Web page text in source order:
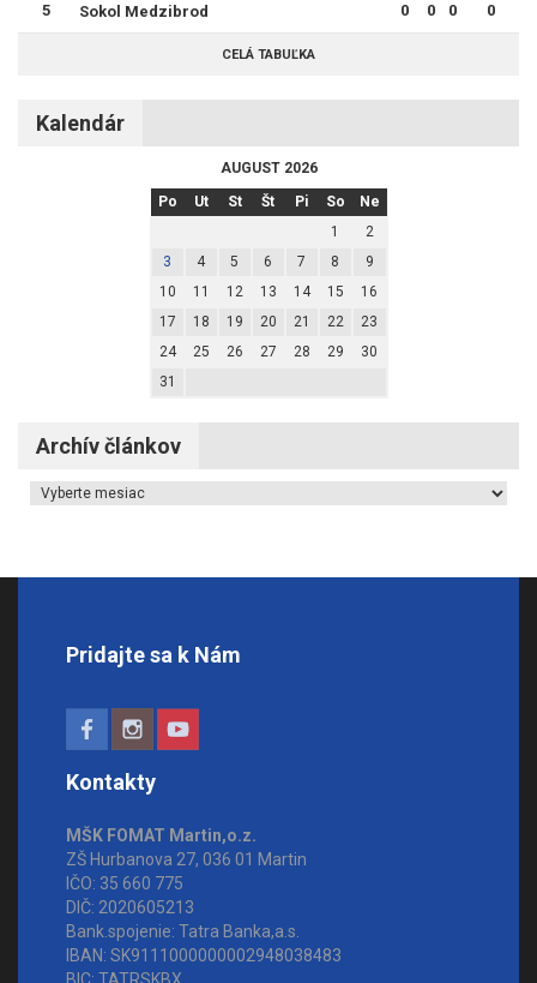
5 Sokol Medzibrod 0 0 0 0
CELÁ TABUĽKA
Kalendár
AUGUST 2026
Po
Ut St Št Pi So
Ne
1
2
3
4 5 6 7 8
9
10
11 12 13 14 15
16
17
18 19 20 21 22
23
24
25 26 27 28 29
30
31
Archív článkov
Archív článkov
Pridajte sa k Nám
Kontakty
MŠK FOMAT Martin,o.z.
ZŠ Hurbanova 27, 036 01 Martin
IČO: 35 660 775
DIČ: 2020605213
Bank.spojenie: Tatra Banka,a.s.
IBAN: SK9111000000002948038483